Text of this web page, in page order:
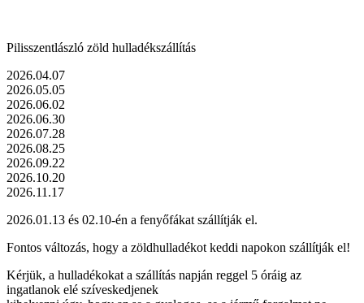
Pilisszentlászló zöld hulladékszállítás
2026.04.07
2026.05.05
2026.06.02
2026.06.30
2026.07.28
2026.08.25
2026.09.22
2026.10.20
2026.11.17
2026.01.13 és 02.10-én a fenyőfákat szállítják el.
Fontos változás, hogy a zöldhulladékot keddi napokon szállítják el!
Kérjük, a hulladékokat a szállítás napján reggel 5 óráig az
ingatlanok elé szíveskedjenek